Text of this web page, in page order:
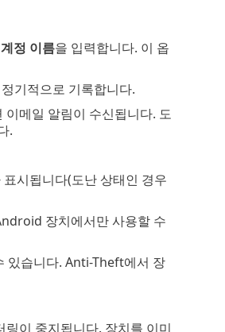
정 이름을 입력합니다. 이 옵
기적으로 기록합니다.
메일 알림이 수신됩니다. 도
.
시됩니다(도난 상태인 경우
장치에서만 사용할 수
있습니다. Anti-Theft에서 장
이 중지됩니다. 장치를 이미